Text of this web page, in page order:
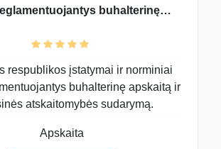
buhalterinę
sudarymą.
Apskaita